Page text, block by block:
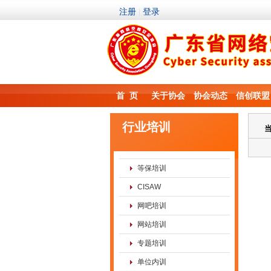
首 页 关于协会 协会动态 信创联盟
行业培训
等保培训
CISAW
网吧培训
网站培训
专题培训
单位内训